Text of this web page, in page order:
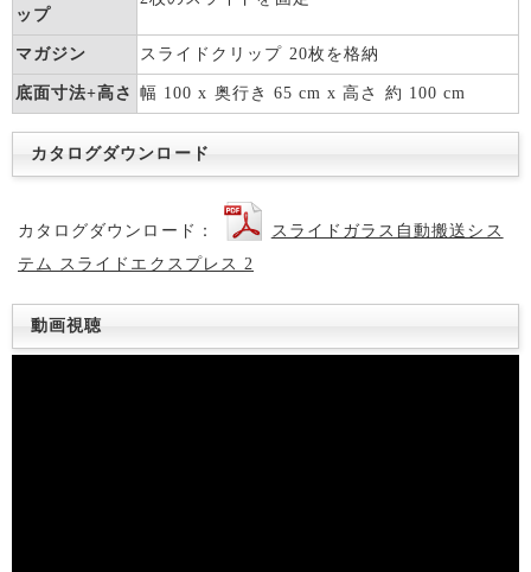
ップ
マガジン スライドクリップ 20枚を格納
底面寸法+高さ 幅 100 x 奥行き 65 cm x 高さ 約 100 cm
カタログダウンロード
カタログダウンロード：
スライドガラス自動搬送シス
テム スライドエクスプレス 2
動画視聴